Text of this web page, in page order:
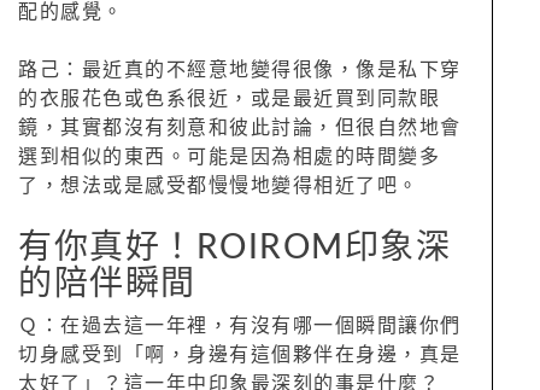
配的感覺。
路己：最近真的不經意地變得很像，像是私下穿
的衣服花色或色系很近，或是最近買到同款眼
鏡，其實都沒有刻意和彼此討論，但很自然地會
選到相似的東西。可能是因為相處的時間變多
了，想法或是感受都慢慢地變得相近了吧。
有你真好！ROIROM印象深
的陪伴瞬間
Ｑ：在過去這一年裡，有沒有哪一個瞬間讓你們
切身感受到「啊，身邊有這個夥伴在身邊，真是
太好了」？這一年中印象最深刻的事是什麼？